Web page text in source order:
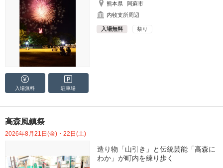
熊本県
阿蘇市
内牧支所周辺
入場無料 祭り
入場無料 駐車場
高森風鎮祭
2026年8月21日(金)・22日(土)
造り物「山引き」と伝統芸能「高森に
わか」が町内を練り歩く